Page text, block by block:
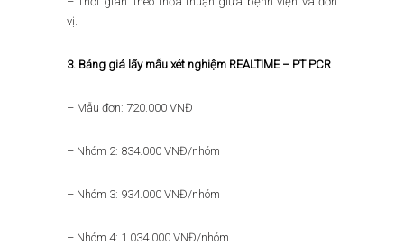
vị.
3. Bảng giá lấy mẫu xét nghiệm REALTIME – PT PCR
– Mẫu đơn: 720.000 VNĐ
– Nhóm 2: 834.000 VNĐ/nhóm
– Nhóm 3: 934.000 VNĐ/nhóm
– Nhóm 4: 1.034.000 VNĐ/nhóm